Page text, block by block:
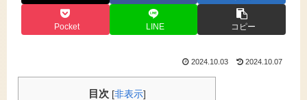
Pocket LINE コピー
2024.10.03 2024.10.07
目次 [非表示]